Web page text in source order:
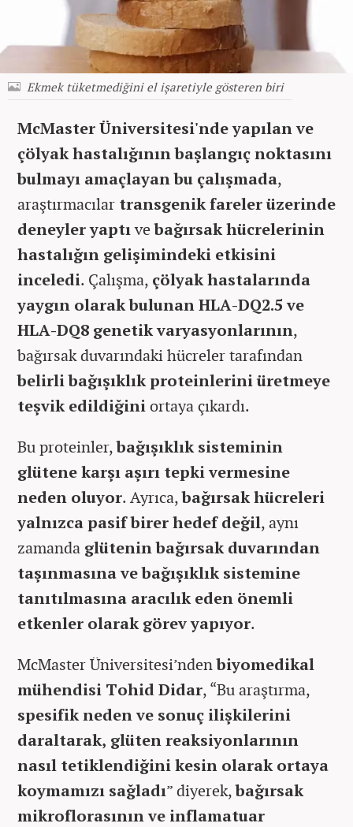
Ekmek tüketmediğini el işaretiyle gösteren biri
McMaster Üniversitesi'nde yapılan ve
çölyak hastalığının başlangıç noktasını
bulmayı amaçlayan bu çalışmada,
araştırmacılar transgenik fareler üzerinde
deneyler yaptıvebağırsak hücrelerinin
hastalığın gelişimindeki etkisini
inceledi. Çalışma, çölyak hastalarında
yaygın olarak bulunan HLA-DQ2.5 ve
HLA-DQ8 genetik varyasyonlarının,
bağırsak duvarındaki hücreler tarafından
belirli bağışıklık proteinlerini üretmeye
teşvik edildiğiniortaya çıkardı.
Bu proteinler,bağışıklık sisteminin
glütene karşı aşırı tepki vermesine
neden oluyor. Ayrıca,bağırsak hücreleri
yalnızca pasif birer hedef değil, aynı
zamanda glütenin bağırsak duvarından
taşınmasına ve bağışıklık sistemine
tanıtılmasına aracılık eden önemli
etkenler olarak görev yapıyor.
McMaster Üniversitesi’ndenbiyomedikal
mühendisi Tohid Didar, “Bu araştırma,
spesifik neden ve sonuç ilişkilerini
daraltarak, glüten reaksiyonlarının
nasıl tetiklendiğini kesin olarak ortaya
koymamızı sağladı” diyerek,bağırsak
mikroflorasının ve inflamatuar